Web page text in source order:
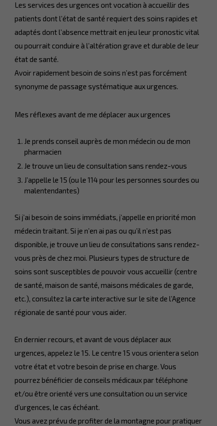
Les services des urgences ont vocation à accueillir des
patients dont l’état de santé requiert des soins rapides et
adaptés dont l’absence mettrait en jeu leur pronostic vital
ou pourrait conduire à l’altération grave et durable de leur
état de santé.
Avoir rapidement besoin de soins n’est pas forcément
synonyme de passage systématique aux urgences.
Mes réflexes avant de me déplacer aux urgences
Je prends conseil auprès de mon médecin ou de mon
pharmacien
Je trouve un lieu de consultation sans rendez-vous
J’appelle le 15 (ou le 114 pour les personnes sourdes ou
malentendantes)
Si j’ai besoin de soins immédiats, j’appelle en priorité mon
médecin traitant. Si je n’en ai pas ou qu’il n’est pas
disponible, je trouve un lieu de consultations sans rendez-
vous près de chez moi. Plusieurs types de structure de
soins sont susceptibles de pouvoir vous accueillir (centre
de santé, maison de santé, maisons médicales de garde,
etc.), consultez la carte interactive sur le site de l’Agence
régionale de santé pour vous aider.
En dernier recours, et avant de vous déplacer aux
urgences, appelez le 15. Le centre 15 vous orientera selon
votre état et votre besoin de prise en charge. Vous
pourrez bénéficier de conseils médicaux par téléphone
et/ou être orienté vers une consultation ou un service
d’urgences, le cas échéant.
Vous avez prévu de profiter de la montagne pour pratiquer